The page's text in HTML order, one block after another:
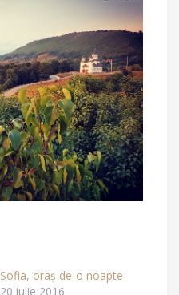
Sofia, oraș de-o noapte
20 iulie 2016